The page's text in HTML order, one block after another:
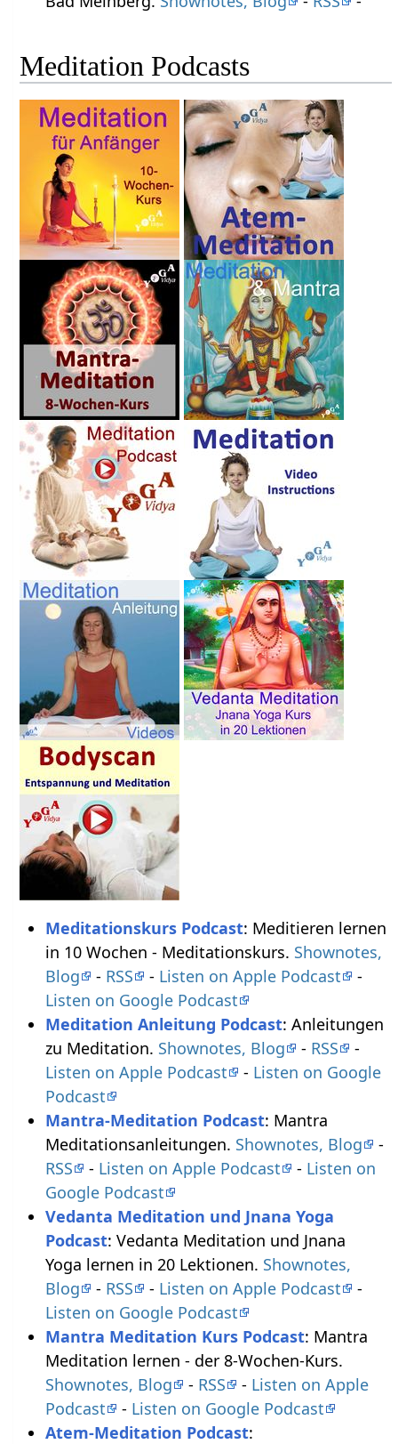
Meditation Podcasts
Meditationskurs Podcast: Meditieren lernen
in 10 Wochen - Meditationskurs. Shownotes,
Blog
- RSS - Listen on Apple Podcast
-
Listen on Google Podcast
Meditation Anleitung Podcast: Anleitungen
zu Meditation. Shownotes, Blog - RSS
-
Listen on Apple Podcast
- Listen on Google
Podcast
Mantra-Meditation Podcast: Mantra
Meditationsanleitungen. Shownotes, Blog
-
RSS
- Listen on Apple Podcast - Listen on
Google Podcast
Vedanta Meditation und Jnana Yoga
Podcast: Vedanta Meditation und Jnana
Yoga lernen in 20 Lektionen. Shownotes,
Blog
- RSS - Listen on Apple Podcast
-
Listen on Google Podcast
Mantra Meditation Kurs Podcast: Mantra
Meditation lernen - der 8-Wochen-Kurs.
Shownotes, Blog
- RSS - Listen on Apple
Podcast
- Listen on Google Podcast
Atem-Meditation Podcast: